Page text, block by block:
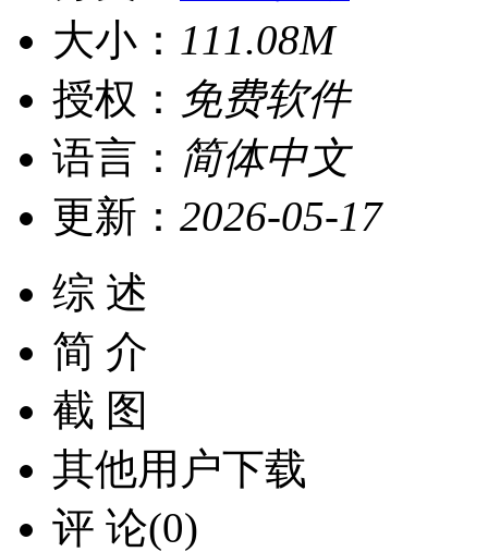
大小： 111.08M
授权： 免费软件
语言： 简体中文
更新： 2026-05-17
综 述
简 介
截 图
其他用户下载
评 论(0)